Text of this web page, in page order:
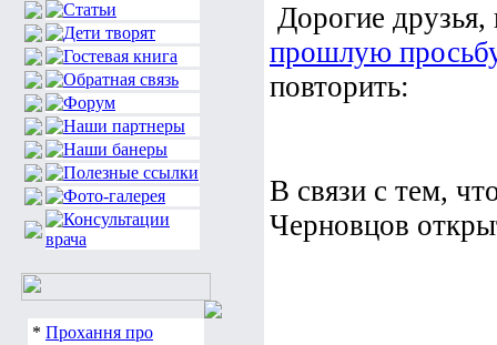
* Прохання про
Дорогие
прошлую
повторить:
В связи с тем,
Черновцов